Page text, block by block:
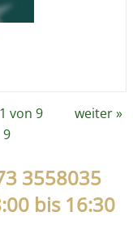
von 9 weiter»
9
3558035
bis 16:30